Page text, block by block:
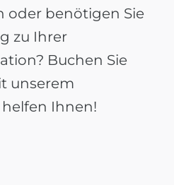
oder benötigen Sie
zu Ihrer
Buchen Sie
unserem
helfen Ihnen!